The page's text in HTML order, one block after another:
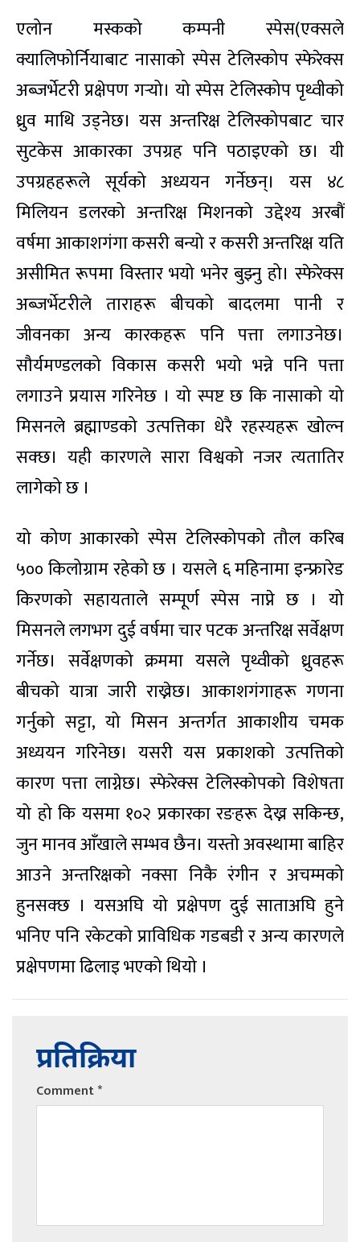
एलोन मस्कको कम्पनी स्पेस(एक्सले
क्यालिफोर्नियाबाट नासाको स्पेस टेलिस्कोप स्फेरेक्स
अब्जर्भेटरी प्रक्षेपण गर्‍यो। यो स्पेस टेलिस्कोप पृथ्वीको
ध्रुव माथि उड्नेछ। यस अन्तरिक्ष टेलिस्कोपबाट चार
सुटकेस आकारका उपग्रह पनि पठाइएको छ। यी
उपग्रहहरूले सूर्यको अध्ययन गर्नेछन्। यस ४८
मिलियन डलरको अन्तरिक्ष मिशनको उद्देश्य अरबौं
वर्षमा आकाशगंगा कसरी बन्यो र कसरी अन्तरिक्ष यति
असीमित रूपमा विस्तार भयो भनेर बुझ्नु हो। स्फेरेक्स
अब्जर्भेटरीले ताराहरू बीचको बादलमा पानी र
जीवनका अन्य कारकहरू पनि पत्ता लगाउनेछ।
सौर्यमण्डलको विकास कसरी भयो भन्ने पनि पत्ता
लगाउने प्रयास गरिनेछ । यो स्पष्ट छ कि नासाको यो
मिसनले ब्रह्माण्डको उत्पत्तिका धेरै रहस्यहरू खोल्न
सक्छ। यही कारणले सारा विश्वको नजर त्यतातिर
लागेको छ ।
यो कोण आकारको स्पेस टेलिस्कोपको तौल करिब
५०० किलोग्राम रहेको छ । यसले ६ महिनामा इन्फ्रारेड
किरणको सहायताले सम्पूर्ण स्पेस नाप्ने छ । यो
मिसनले लगभग दुई वर्षमा चार पटक अन्तरिक्ष सर्वेक्षण
गर्नेछ। सर्वेक्षणको क्रममा यसले पृथ्वीको ध्रुवहरू
बीचको यात्रा जारी राख्नेछ। आकाशगंगाहरू गणना
गर्नुको सट्टा, यो मिसन अन्तर्गत आकाशीय चमक
अध्ययन गरिनेछ। यसरी यस प्रकाशको उत्पत्तिको
कारण पत्ता लाग्नेछ। स्फेरेक्स टेलिस्कोपको विशेषता
यो हो कि यसमा १०२ प्रकारका रङहरू देख्न सकिन्छ,
जुन मानव आँखाले सम्भव छैन। यस्तो अवस्थामा बाहिर
आउने अन्तरिक्षको नक्सा निकै रंगीन र अचम्मको
हुनसक्छ । यसअघि यो प्रक्षेपण दुई साताअघि हुने
भनिए पनि रकेटको प्राविधिक गडबडी र अन्य कारणले
प्रक्षेपणमा ढिलाइ भएको थियो ।
प्रतिक्रिया
Comment*